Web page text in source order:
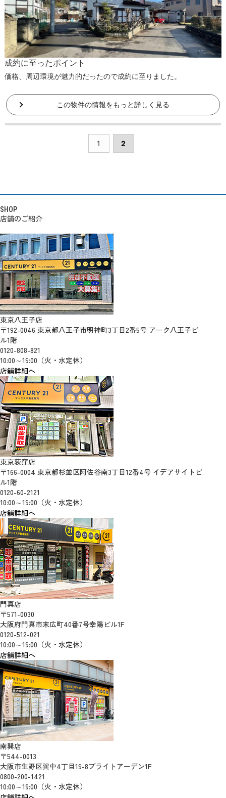
成約に至ったポイント
価格、周辺環境が魅力的だったので成約に至りました。
この物件の情報をもっと詳しく見る
1 2
SHOP
店舗のご紹介
東京八王子店
〒192-0046 東京都八王子市明神町3丁目2番5号 アーク八王子ビ
ル1階
0120-808-821
10:00～19:00（火・水定休）
店舗詳細へ
東京荻窪店
〒166-0004 東京都杉並区阿佐谷南3丁目12番4号 イデアサイトビ
ル1階
0120-60-2121
10:00～19:00（火・水定休）
店舗詳細へ
門真店
〒571-0030
大阪府門真市末広町40番7号幸陽ビル1F
0120-512-021
10:00～19:00（火・水定休）
店舗詳細へ
南巽店
〒544-0013
大阪市生野区巽中4丁目19-8ブライトアーデン1F
0800-200-1421
10:00～19:00（火・水定休）